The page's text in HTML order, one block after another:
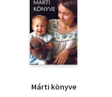
Márti könyve